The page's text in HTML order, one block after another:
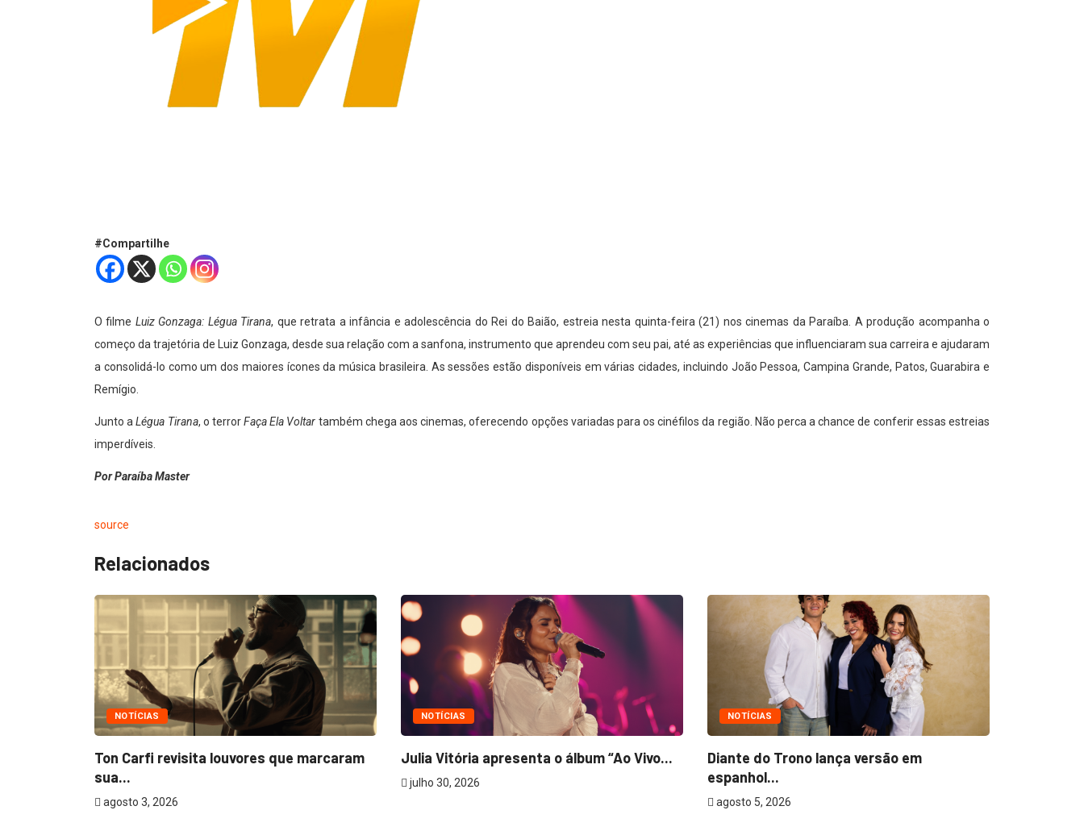
#Compartilhe
O filme Luiz Gonzaga: Légua Tirana, que retrata a infância e adolescência do Rei do Baião, estreia nesta quinta-feira (21) nos cinemas da Paraíba. A produção acompanha o
começo da trajetória de Luiz Gonzaga, desde sua relação com a sanfona, instrumento que aprendeu com seu pai, até as experiências que influenciaram sua carreira e ajudaram
a consolidá-lo como um dos maiores ícones da música brasileira. As sessões estão disponíveis em várias cidades, incluindo João Pessoa, Campina Grande, Patos, Guarabira e
Remígio.
Junto aLégua Tirana, o terrorFaça Ela Voltar também chega aos cinemas, oferecendo opções variadas para os cinéfilos da região. Não perca a chance de conferir essas estreias
imperdíveis.
Por Paraíba Master
source
Relacionados
NOTÍCIAS
Ton Carfi revisita louvores que marcaram
sua...
agosto 3, 2026
NOTÍCIAS
Julia Vitória apresenta o álbum “Ao Vivo...
julho 30, 2026
NOTÍCIAS
Diante do Trono lança versão em
espanhol...
agosto 5, 2026